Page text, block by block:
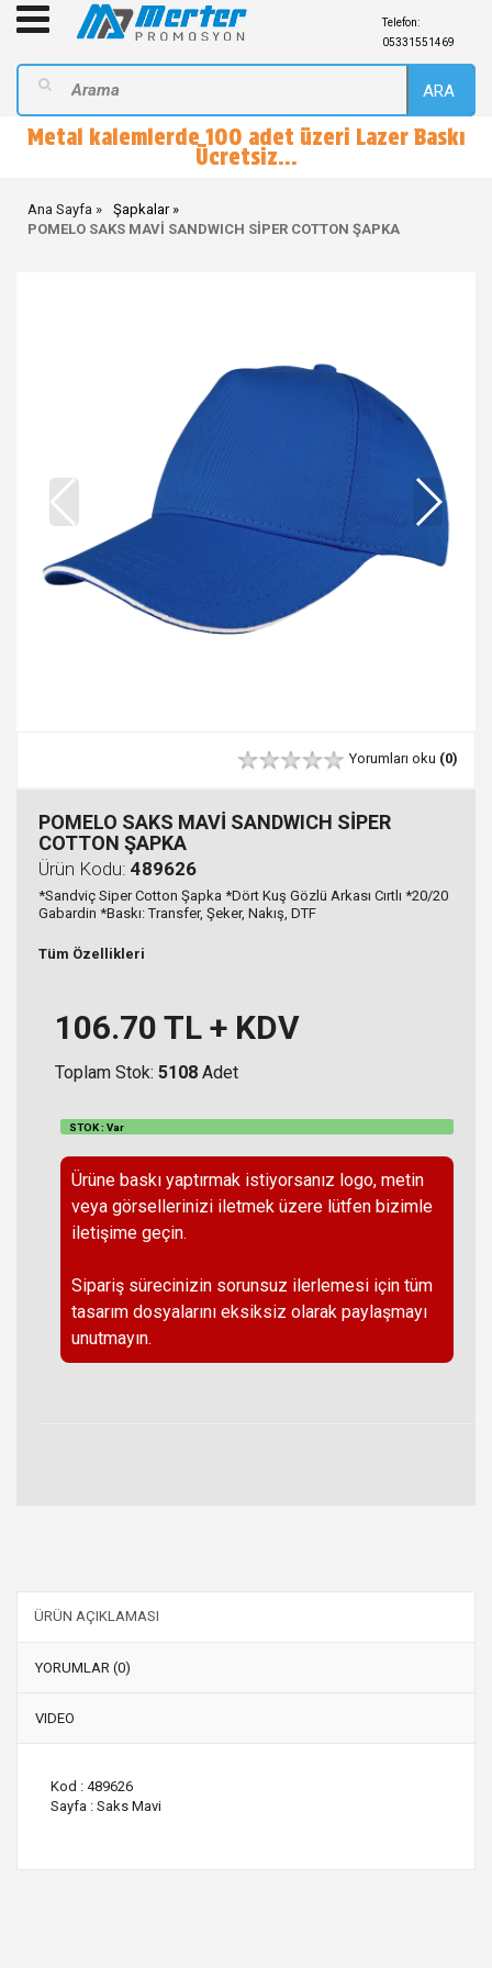
Telefon:
05331551469
ARA
Metal kalemlerde 100 adet üzeri Lazer Baskı
Ücretsiz...
Ana Sayfa
Şapkalar
POMELO SAKS MAVİ SANDWICH SİPER COTTON ŞAPKA
Yorumları oku (0)
POMELO SAKS MAVİ SANDWICH SİPER
COTTON ŞAPKA
Ürün Kodu: 489626
*Sandviç Siper Cotton Şapka *Dört Kuş Gözlü Arkası Cırtlı *20/20
Gabardin *Baskı: Transfer, Şeker, Nakış, DTF
Tüm Özellikleri
106.70 TL + KDV
Toplam Stok: 5108 Adet
STOK : Var
Ürüne baskı yaptırmak istiyorsanız logo, metin
veya görsellerinizi iletmek üzere lütfen bizimle
iletişime geçin.
Sipariş sürecinizin sorunsuz ilerlemesi için tüm
tasarım dosyalarını eksiksiz olarak paylaşmayı
unutmayın.
ÜRÜN AÇIKLAMASI
YORUMLAR (0)
VIDEO
Kod : 489626
Sayfa : Saks Mavi